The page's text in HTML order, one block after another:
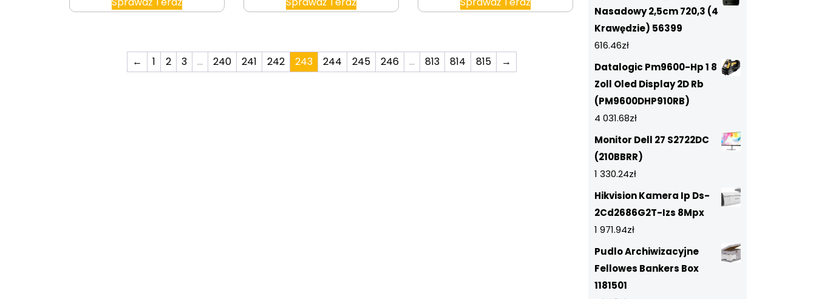
← 1 2 3 … 240 241 242 243 244 245 246 … 813 814 815 →
Nasadowy 2,5cm 720,3 (4
Krawędzie) 56399
616.46zł
Datalogic Pm9600-Hp 1 8
Zoll Oled Display 2D Rb
(PM9600DHP910RB)
4 031.68zł
Monitor Dell 27 S2722DC
(210BBRR)
1 330.24zł
Hikvision Kamera Ip Ds-
2Cd2686G2T-Izs 8Mpx
1 971.94zł
Pudlo Archiwizacyjne
Fellowes Bankers Box
1181501